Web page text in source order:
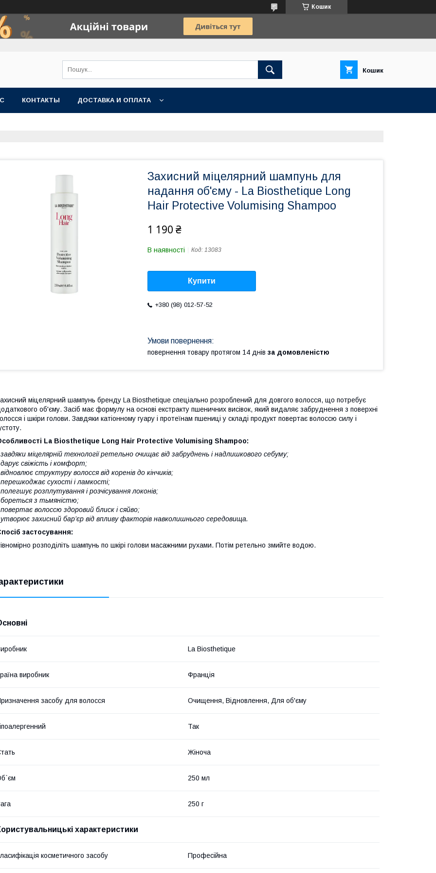
Кошик
Кошик
КОНТАКТЫ ДОСТАВКА И ОПЛАТА
Захисний міцелярний шампунь для
надання об'єму - La Biosthetique Long
Hair Protective Volumising Shampoo
1 190 ₴
В наявності Код: 13083
Купити
+380 (98) 012-57-52
повернення товару протягом 14 днів за домовленістю
міцелярний шампунь бренду La Biosthetique спеціально розроблений для довгого волосся, що потребує
об'єму. Засіб має формулу на основі екстракту пшеничних висівок, який видаляє забруднення з поверхні
і шкіри голови. Завдяки катіонному гуару і протеїнам пшениці у складі продукт повертає волоссю силу і
La Biosthetique Long Hair Protective Volumising Shampoo:
міцелярній технології ретельно очищає від забруднень і надлишкового себуму;
свіжість і комфорт;
структуру волосся від коренів до кінчиків;
сухості і ламкості;
розплутування і розчісування локонів;
з тьмяністю;
волоссю здоровий блиск і сяйво;
захисний бар’єр від впливу факторів навколишнього середовища.
застосування:
розподіліть шампунь по шкірі голови масажними рухами. Потім ретельно змийте водою.
La Biosthetique
виробник Франція
засобу для волосся Очищення, Відновлення, Для об'єму
Так
Жіноча
250 мл
250 г
характеристики
косметичного засобу Професійна